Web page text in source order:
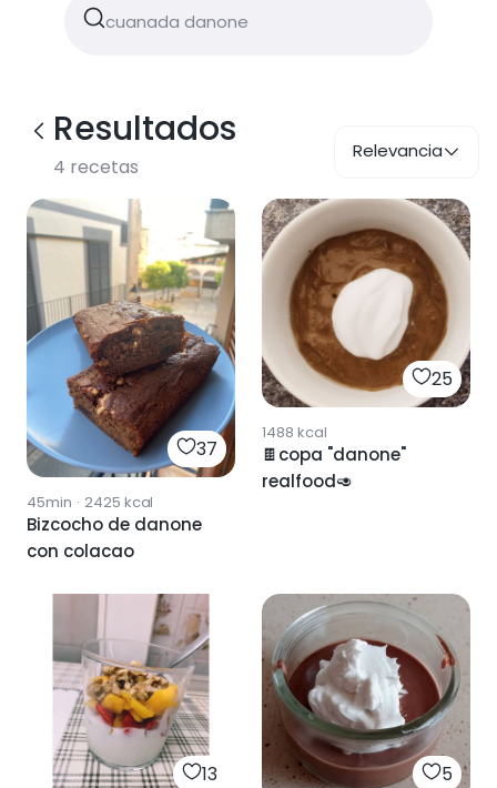
Resultados
4 recetas
Relevancia
37
45min · 2425 kcal
Bizcocho de danone
con colacao
25
1488 kcal
🍫copa "danone"
realfood🥑
13 5